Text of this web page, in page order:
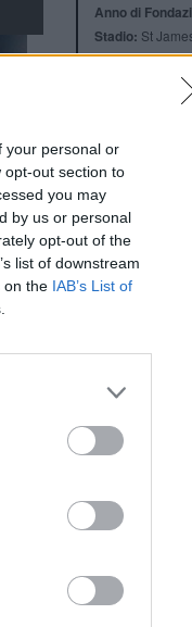
your personal or
opt-out section to
you may
by us or personal
opt-out of the
list of downstream
on the IAB’s List of
Anno di
Stadio: St
Città:
ALBO D'ORO
Premier League:
FA Cup:
League Cup:
FA Community
Guimaraes-
pronto a
Chi è Lukas
Newcastle
In Newcastle
Guimaraes. Il
Newcastle,
capitano vuole
Newcastle,
fino al 2031